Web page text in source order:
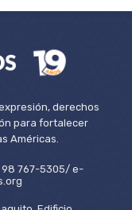
derechos
para fortalecer
Américas.
98 767-5305/ e-